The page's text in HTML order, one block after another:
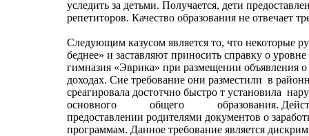
уследить за детьми. Получается, дети
репетиторов. Качество образования не отвечает
Следующим казусом является то, что некоторые
беднее» и заставляют приносить справку о
гимназия «Эврика» при размещении объявления о
доходах. Сие требование они разместили в
среагировала достотчно быстро т установила
основного общего образования.
предоставлении родителями документов о
программам. Данное требование является